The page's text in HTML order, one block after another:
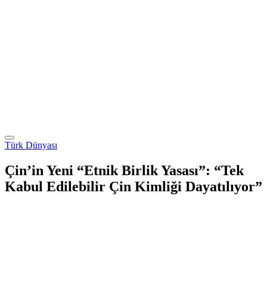
Türk Dünyası
Çin’in Yeni “Etnik Birlik Yasası”: “Tek
Kabul Edilebilir Çin Kimliği Dayatılıyor”